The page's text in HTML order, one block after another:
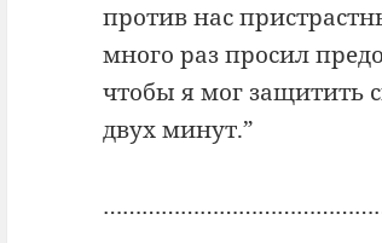
против нас
много раз просил
чтобы я мог защитить
двух минут.”